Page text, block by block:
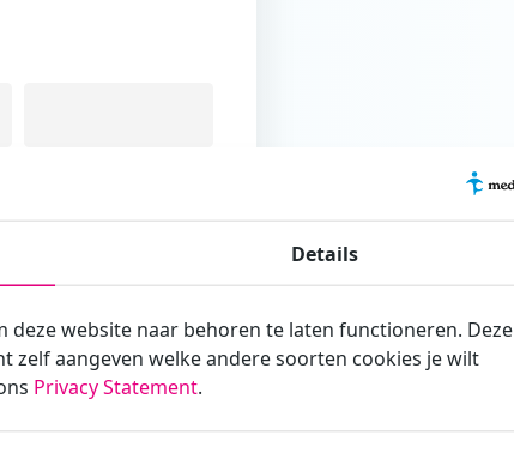
correspondeert
Details
website naar behoren te laten functioneren. Deze
zelf aangeven welke andere soorten cookies je wilt
Privacy Statement.